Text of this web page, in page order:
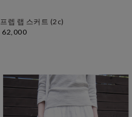
프렙 랩 스커트 (2c)
62,000